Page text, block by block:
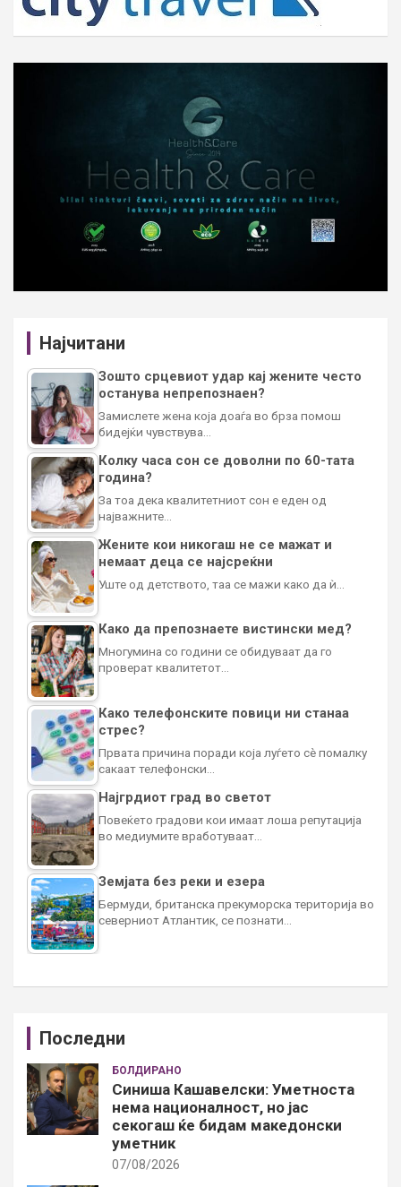
Најчитани
Зошто срцевиот удар кај жените често
останува непрепознаен?
Замислете жена која доаѓа во брза помош
бидејќи чувствува…
Колку часа сон се доволни по 60-тата
година?
За тоа дека квалитетниот сон е еден од
најважните…
Жените кои никогаш не се мажат и
немаат деца се најсреќни
Уште од детството, таа се мажи како да ѝ…
Како да препознаете вистински мед?
Многумина со години се обидуваат да го
проверат квалитетот…
Како телефонските повици ни станаа
стрес?
Првата причина поради која луѓето сè помалку
сакаат телефонски…
Најгрдиот град во светот
Повеќето градови кои имаат лоша репутација
во медиумите вработуваат…
Земјата без реки и езера
Бермуди, британска прекуморска територија во
северниот Атлантик, се познати…
Последни
БОЛДИРАНО
Синиша Кашавелски: Уметноста
нема националност, но јас
секогаш ќе бидам македонски
уметник
07/08/2026